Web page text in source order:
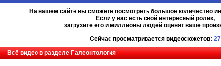
На нашем сайте вы сможете посмотреть большое количество
Если у вас есть свой интересный ролик,
загрузите его и миллионы людей оценят ваше
Сейчас просматривается видеосюжетов: 27
Всё видео в разделе Палеонтология